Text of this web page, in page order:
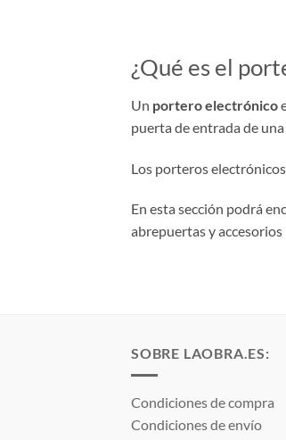
¿Qué es el
Un portero electrónico
puerta de entrada de
Los porteros
En esta sección podrá
abrepuertas y
SOBRE LAOBRA.ES:
Condiciones de compra
Condiciones de envío